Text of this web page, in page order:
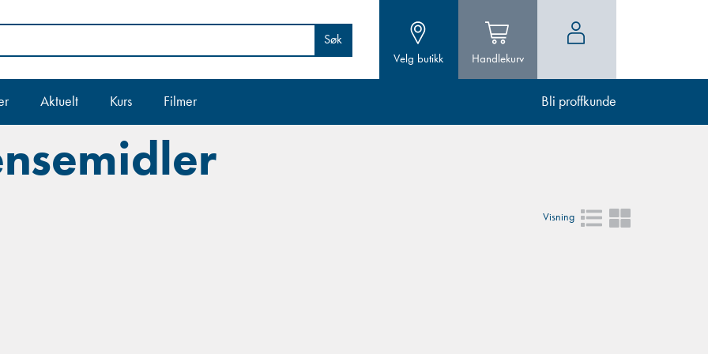
Søk
Velg butikk Handlekurv
Aktuelt Kurs Filmer Bli proffkunde
Visning